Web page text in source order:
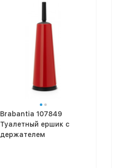
Brabantia 107849
Туалетный ершик с
держателем